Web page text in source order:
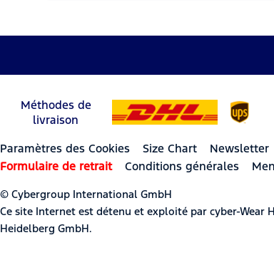
Méthodes de
livraison
Paramètres des Cookies Size Chart Newsletter
Formulaire de retrait
Conditions générales
© Cybergroup International GmbH
Ce site Internet est détenu et exploité par cyber-Wear
Heidelberg GmbH.